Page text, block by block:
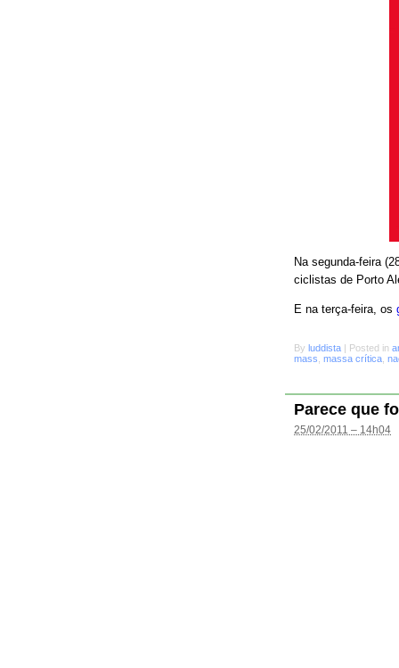
Na segunda-feira
ciclistas de Porto
E na terça-feira, os
By luddista | Posted in
mass massa crítica
Parece que
25/02/2011 – 14h04